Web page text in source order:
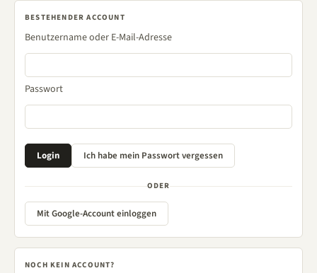
BESTEHENDER ACCOUNT
Benutzername oder E-Mail-Adresse
Passwort
ODER
Mit Google-Account einloggen
NOCH KEIN ACCOUNT?